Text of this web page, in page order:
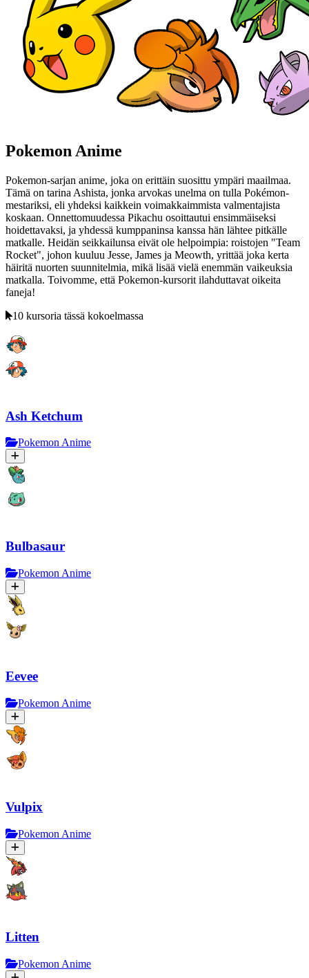
Pokemon Anime
Pokemon-sarjan anime, joka on erittäin suosittu ympäri maailmaa.
Tämä on tarina Ashista, jonka arvokas unelma on tulla Pokémon-
mestariksi, eli yhdeksi kaikkein voimakkaimmista valmentajista
koskaan. Onnettomuudessa Pikachu osoittautui ensimmäiseksi
hoidettavaksi, ja yhdessä kumppaninsa kanssa hän lähtee pitkälle
matkalle. Heidän seikkailunsa eivät ole helpoimpia: roistojen "Team
Rocket", johon kuuluu Jesse, James ja Meowth, yrittää joka kerta
häiritä nuorten suunnitelmia, mikä lisää vielä enemmän vaikeuksia
matkalla. Toivomme, että Pokemon-kursorit ilahduttavat oikeita
faneja!
10 kursoria tässä kokoelmassa
Ash Ketchum
Pokemon Anime
Bulbasaur
Pokemon Anime
Eevee
Pokemon Anime
Vulpix
Pokemon Anime
Litten
Pokemon Anime